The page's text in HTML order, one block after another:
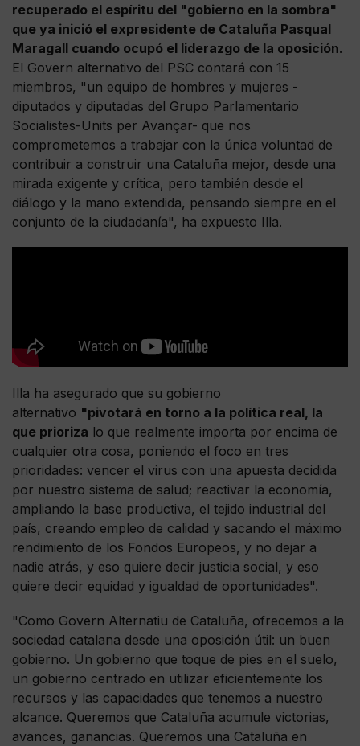
recuperado el espíritu del "gobierno en la sombra"
que ya inició el expresidente de Cataluña Pasqual
Maragall cuando ocupó el liderazgo de la oposición.
El Govern alternativo del PSC contará con 15
miembros, "un equipo de hombres y mujeres -
diputados y diputadas del Grupo Parlamentario
Socialistes-Units per Avançar- que nos
comprometemos a trabajar con la única voluntad de
contribuir a construir una Cataluña mejor, desde una
mirada exigente y crítica, pero también desde el
diálogo y la mano extendida, pensando siempre en el
conjunto de la ciudadanía", ha expuesto Illa.
Illa ha asegurado que su gobierno
alternativo "pivotará en torno a la política real, la
que prioriza lo que realmente importa por encima de
cualquier otra cosa, poniendo el foco en tres
prioridades: vencer el virus con una apuesta decidida
por nuestro sistema de salud; reactivar la economía,
ampliando la base productiva, el tejido industrial del
país, creando empleo de calidad y sacando el máximo
rendimiento de los Fondos Europeos, y no dejar a
nadie atrás, y eso quiere decir justicia social, y eso
quiere decir equidad y igualdad de oportunidades".
"Como Govern Alternatiu de Cataluña, ofrecemos a la
sociedad catalana desde una oposición útil: un buen
gobierno. Un gobierno que toque de pies en el suelo,
un gobierno centrado en utilizar eficientemente los
recursos y las capacidades que tenemos a nuestro
alcance. Queremos que Cataluña acumule victorias,
avances, ganancias. Queremos una Cataluña en